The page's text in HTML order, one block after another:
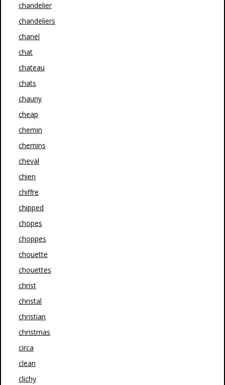
chandelier
chandeliers
chanel
chat
chateau
chats
chauny
cheap
chemin
chemins
cheval
chien
chiffre
chipped
chopes
choppes
chouette
chouettes
christ
christal
christian
christmas
circa
clean
clichy